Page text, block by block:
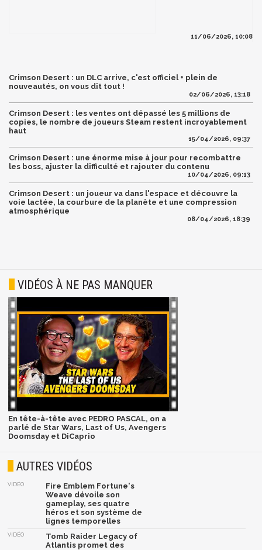
11/06/2026, 10:08
Crimson Desert : un DLC arrive, c'est officiel + plein de
nouveautés, on vous dit tout !
02/06/2026, 13:18
Crimson Desert : les ventes ont dépassé les 5 millions de
copies, le nombre de joueurs Steam restent incroyablement
haut
15/04/2026, 09:37
Crimson Desert : une énorme mise à jour pour recombattre
les boss, ajuster la difficulté et rajouter du contenu
10/04/2026, 09:13
Crimson Desert : un joueur va dans l'espace et découvre la
voie lactée, la courbure de la planète et une compression
atmosphérique
08/04/2026, 18:39
VIDÉOS À NE PAS MANQUER
En tête-à-tête avec PEDRO PASCAL, on a
parlé de Star Wars, Last of Us, Avengers
Doomsday et DiCaprio
AUTRES VIDÉOS
VIDÉO
Fire Emblem Fortune's
Weave dévoile son
gameplay, ses quatre
héros et son système de
lignes temporelles
VIDÉO
Tomb Raider Legacy of
Atlantis promet des